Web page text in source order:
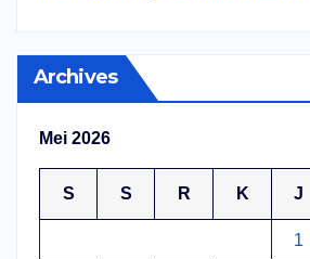
Archives
Mei 2026
S S R K J
1